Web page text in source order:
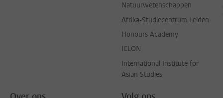
Natuurwetenschappen
Afrika-Studiecentrum Leiden
Honours Academy
ICLON
International Institute for
Asian Studies